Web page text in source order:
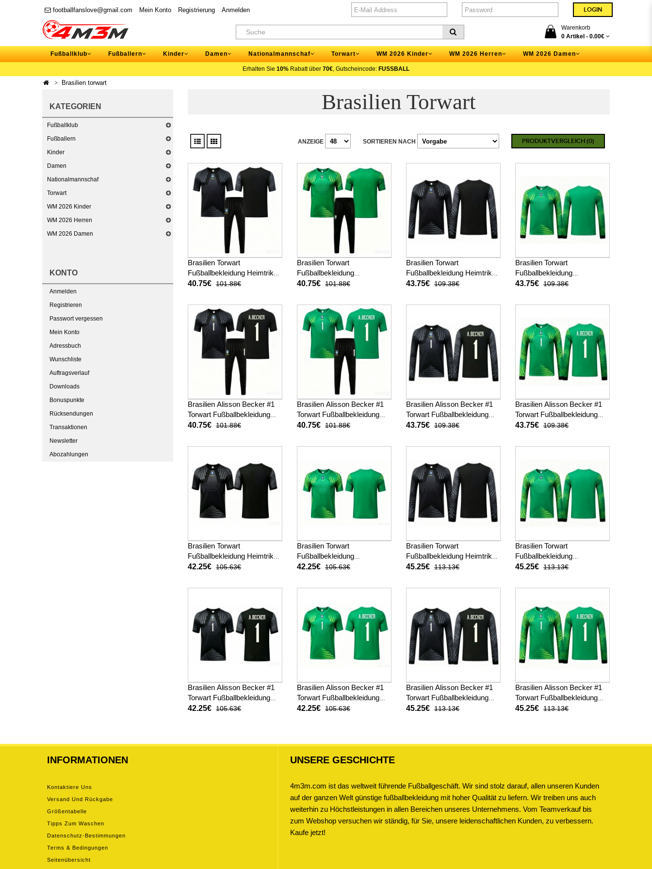
footballfanslove@gmail.com Mein Konto Registrierung Anmelden
Warenkorb
0 Artikel - 0.00€
Fußballklub Fußballern Kinder Damen Nationalmannschaf Torwart WM 2026 Kinder WM 2026 Herren WM 2026 Damen
Erhalten Sie 10% Rabatt über 70€, Gutscheincode: FUSSBALL
Brasilien torwart
KATEGORIEN
Fußballklub
Fußballern
Kinder
Damen
Nationalmannschaf
Torwart
WM 2026 Kinder
WM 2026 Herren
WM 2026 Damen
KONTO
Anmelden
Registrieren
Passwort vergessen
Mein Konto
Adressbuch
Wunschliste
Auftragsverlauf
Downloads
Bonuspunkte
Rücksendungen
Transaktionen
Newsletter
Abozahlungen
Brasilien Torwart
PRODUKTVERGLEICH (0)
SORTIEREN NACH
ANZEIGE
Brasilien Torwart
Fußballbekleidung Heimtrikot
Kinder WM 2026 Kurzarm (+
40.75€ 101.88€
Brasilien Torwart
Fußballbekleidung
Auswärtstrikot Kinder WM
hosen)
40.75€ 101.88€
Brasilien Torwart
Fußballbekleidung Heimtrikot
Kinder WM 2026 Langarm (+
43.75€ 109.38€
Brasilien Torwart
Fußballbekleidung
Auswärtstrikot Kinder WM
hosen)
43.75€ 109.38€
Brasilien Alisson Becker #1
Torwart Fußballbekleidung
Heimtrikot Kinder WM 2026
40.75€ 101.88€
Brasilien Alisson Becker #1
Torwart Fußballbekleidung
Auswärtstrikot Kinder WM
hosen)
40.75€ 101.88€
Brasilien Alisson Becker #1
Torwart Fußballbekleidung
Heimtrikot Kinder WM 2026
43.75€ 109.38€
Brasilien Alisson Becker #1
Torwart Fußballbekleidung
Auswärtstrikot Kinder WM
hosen)
43.75€ 109.38€
Brasilien Torwart
Fußballbekleidung Heimtrikot
WM 2026 Kurzarm
42.25€ 105.63€
Brasilien Torwart
Fußballbekleidung
Auswärtstrikot WM 2026
42.25€ 105.63€
Brasilien Torwart
Fußballbekleidung Heimtrikot
WM 2026 Langarm
45.25€ 113.13€
Brasilien Torwart
Fußballbekleidung
Auswärtstrikot WM 2026
45.25€ 113.13€
Brasilien Alisson Becker #1
Torwart Fußballbekleidung
Heimtrikot WM 2026 Kurzarm
42.25€ 105.63€
Brasilien Alisson Becker #1
Torwart Fußballbekleidung
Auswärtstrikot WM 2026
42.25€ 105.63€
Brasilien Alisson Becker #1
Torwart Fußballbekleidung
Heimtrikot WM 2026
45.25€ 113.13€
Brasilien Alisson Becker #1
Torwart Fußballbekleidung
Auswärtstrikot WM 2026
45.25€ 113.13€
INFORMATIONEN
Kontaktiere Uns
Versand Und Rückgabe
Größentabelle
Tipps Zum Waschen
Datenschutz-Bestimmungen
Terms & Bedingungen
Seitenübersicht
UNSERE GESCHICHTE
4m3m.com ist das weltweit führende Fußballgeschäft. Wir sind stolz darauf, allen unseren Kunden
auf der ganzen Welt günstige fußballbekleidung mit hoher Qualität zu liefern. Wir treiben uns auch
weiterhin zu Höchstleistungen in allen Bereichen unseres Unternehmens. Vom Teamverkauf bis
zum Webshop versuchen wir ständig, für Sie, unsere leidenschaftlichen Kunden, zu verbessern.
Kaufe jetzt!